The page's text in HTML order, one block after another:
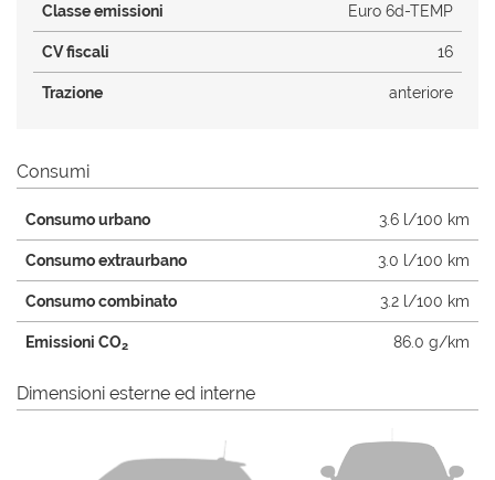
Classe emissioni Euro 6d-TEMP
CV fiscali 16
Trazione anteriore
Consumi
Consumo urbano 3.6 l/100 km
Consumo extraurbano 3.0 l/100 km
Consumo combinato 3.2 l/100 km
Emissioni CO2 86.0 g/km
Dimensioni esterne ed interne